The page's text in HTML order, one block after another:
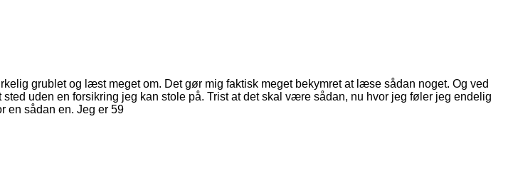
grublet og læst meget om. Det gør mig faktisk meget bekymret at læse sådan noget. Og ved
uden en forsikring jeg kan stole på. Trist at det skal være sådan, nu hvor jeg føler jeg endelig
en sådan en. Jeg er 59